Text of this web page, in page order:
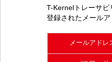
T-Kernelトレーサビ
登録されたメール
メールアドレ